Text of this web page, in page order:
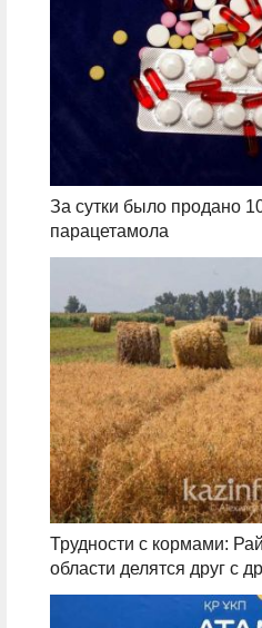
За сутки было продано
парацетамола
Трудности с кормами:
области делятся друг с